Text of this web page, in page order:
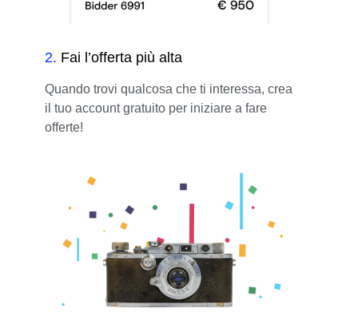
2. Fai l’offerta più alta
Quando trovi qualcosa che ti interessa, crea
il tuo account gratuito per iniziare a fare
offerte!